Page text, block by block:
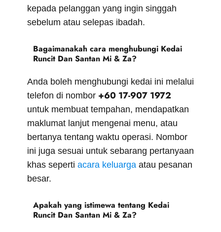
kepada pelanggan yang ingin singgah
sebelum atau selepas ibadah.
Bagaimanakah cara menghubungi Kedai
Runcit Dan Santan Mi & Za?
Anda boleh menghubungi kedai ini melalui
telefon di nombor +60 17-907 1972
untuk membuat tempahan, mendapatkan
maklumat lanjut mengenai menu, atau
bertanya tentang waktu operasi. Nombor
ini juga sesuai untuk sebarang pertanyaan
khas seperti acara keluarga atau pesanan
besar.
Apakah yang istimewa tentang Kedai
Runcit Dan Santan Mi & Za?